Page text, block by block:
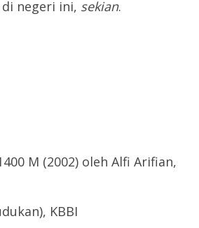
negeri ini, sekian.
M (2002) oleh Alfi Arifian,
KBBI